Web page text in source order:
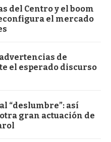
del Centro y el boom
el mercado
de
el esperado discurso
“deslumbre”: así
gran actuación de